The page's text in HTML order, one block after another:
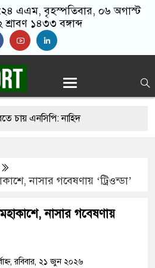
এএম, বৃহস্পতিবার, ০৬ অগাস্ট
১৪৩৩ বঙ্গাব্দ
এনসিপি: নাহিদ
হামলার নির্দেশ
থাকছেন ইনফান্তিনো
পড়বে না’: কলকাতা
নাসার গবেষণায় ‘ট্রিওন্ডা’
নাসার গবেষণায়
রবিবার, ২১ জুন ২০২৬